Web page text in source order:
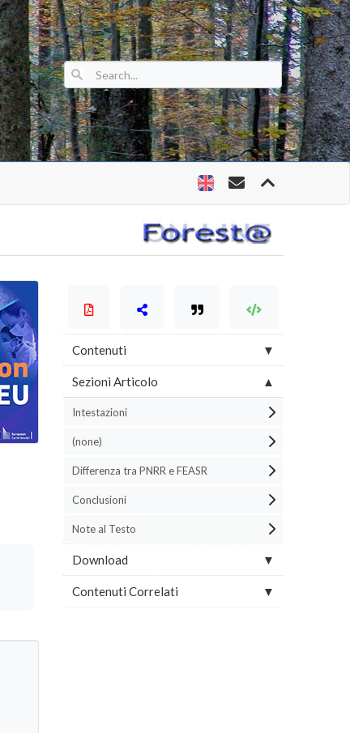
Contenuti
Sezioni Articolo
Intestazioni
(none)
Differenza tra PNRR e FEASR
Conclusioni
Note al Testo
Download
Contenuti Correlati